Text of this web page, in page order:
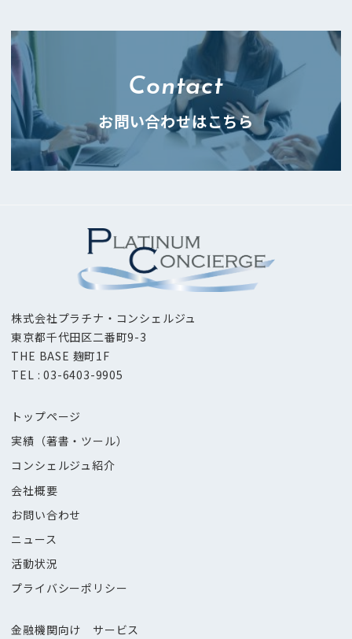
Contact
お問い合わせはこちら
株式会社プラチナ・コンシェルジュ
東京都千代田区二番町9-3
THE BASE 麹町1F
TEL : 03-6403-9905
トップページ
実績（著書・ツール）
コンシェルジュ紹介
会社概要
お問い合わせ
ニュース
活動状況
プライバシーポリシー
金融機関向け サービス